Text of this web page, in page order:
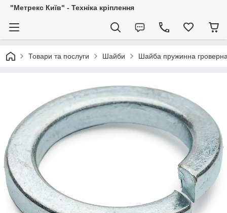
"Метрекс Київ" - Техніка кріплення
Товари та послуги Шайби Шайба пружинна